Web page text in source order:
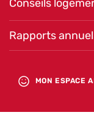
Conseils
Rapports
MON ESPACE